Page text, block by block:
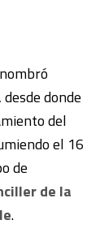
, desde donde
del
el 16
de
de la
.